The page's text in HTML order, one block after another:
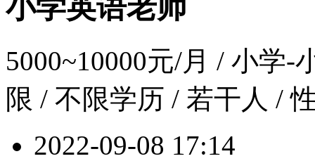
小学英语老师
5000~10000元/月 / 小学-
限 / 不限学历 / 若干人 /
2022-09-08 17:14